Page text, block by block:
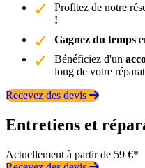
Profitez de notre
!
Gagnez du temps
Bénéficiez d'un
long de votre
Recevez des devis
Entretiens et
Actuellement à partir de 59 €*